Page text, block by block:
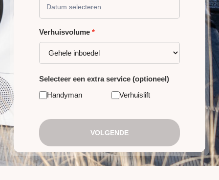
Verhuisvolume *
Selecteer een extra service (optioneel)
Handyman
Verhuislift
VOLGENDE